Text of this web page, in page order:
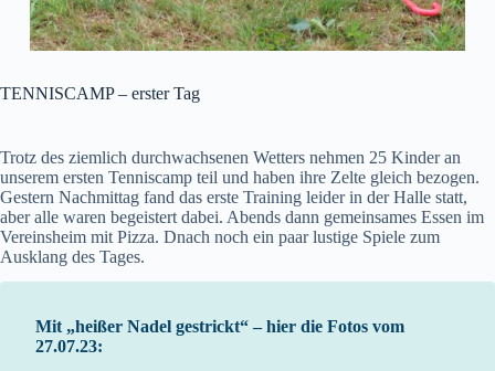
TENNISCAMP – erster Tag
Trotz des ziemlich durchwachsenen Wetters nehmen 25 Kinder an
unserem ersten Tenniscamp teil und haben ihre Zelte gleich bezogen.
Gestern Nachmittag fand das erste Training leider in der Halle statt,
aber alle waren begeistert dabei. Abends dann gemeinsames Essen im
Vereinsheim mit Pizza. Dnach noch ein paar lustige Spiele zum
Ausklang des Tages.
Mit „heißer Nadel gestrickt“ – hier die Fotos vom
27.07.23: